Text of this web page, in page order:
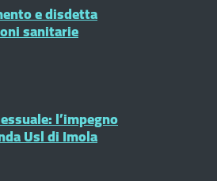
e disdetta
sanitarie
l’impegno
Usl di Imola